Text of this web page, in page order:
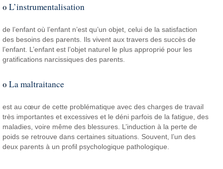
oL’instrumentalisation
de l’enfant où l’enfant n’est qu’un objet, celui de la satisfaction
des besoins des parents. Ils vivent aux travers des succès de
l’enfant. L’enfant est l’objet naturel le plus approprié pour les
gratifications narcissiques des parents.
oLa maltraitance
est au cœur de cette problématique avec des charges de travail
très importantes et excessives et le déni parfois de la fatigue, des
maladies, voire même des blessures. L’induction à la perte de
poids se retrouve dans certaines situations. Souvent, l’un des
deux parents à un profil psychologique pathologique.